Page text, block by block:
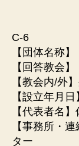
C-6
【団体名称
【回答教会】
【教会内/外
【設立年月
【代表者名
【事務所・
ター